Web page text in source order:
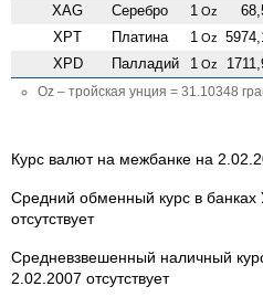
XAG Серебро 1 Oz
XPT Платина 1 Oz
XPD Палладий 1 Oz
Oz – тройская унция = 31.10348
Курс валют на межбанке на
Средний обменный курс в
отсутствует
Средневзвешенный наличный
2.02.2007 отсутствует